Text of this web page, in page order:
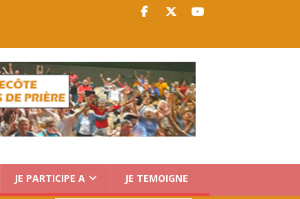
JE PARTICIPE A JE TEMOIGNE